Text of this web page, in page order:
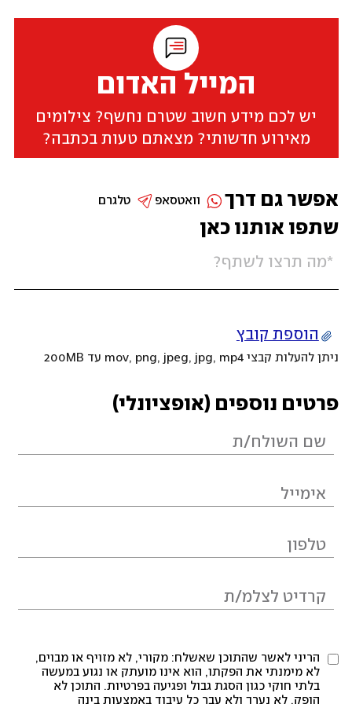
המייל האדום
יש לכם מידע חשוב שטרם נחשף? צילומים
מאירוע חדשותי? מצאתם טעות בכתבה?
שתפו אותנו כאן
הוספת קובץ
ניתן להעלות קבצי mov, png, jpeg, jpg, mp4 עד 200MB
פרטים נוספים (אופציונלי)
הריני לאשר שהתוכן שאשלח: מקורי, לא מזויף או מבוים,
לא מימנתי את הפקתו, הוא אינו מועתק או נגוע במעשה
בלתי חוקי כגון הסגת גבול ופגיעה בפרטיות. התוכן לא
הופק, לא נערך ולא עבר כל עיבוד באמצעות בינה
אפשר גם דרך טלגרם וואטסאפ